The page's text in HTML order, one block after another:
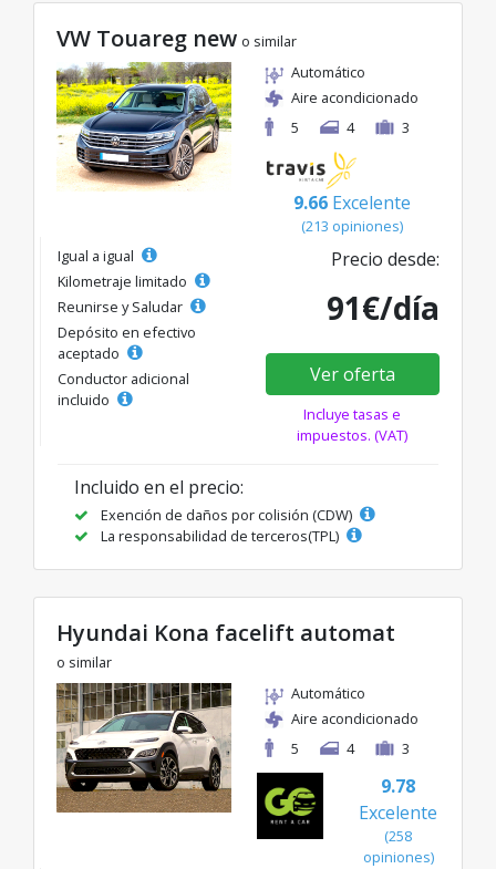
VW Touareg new o similar
Automático
Aire acondicionado
5
4 3
9.66 Excelente
(213 opiniones)
Igual a igual
Kilometraje limitado
Reunirse y Saludar
Depósito en efectivo
aceptado
Conductor adicional
incluido
Precio desde:
91€/día
Ver oferta
Incluye tasas e
impuestos. (VAT)
Incluido en el precio:
Exención de daños por colisión (CDW)
La responsabilidad de terceros(TPL)
Hyundai Kona facelift automat
o similar
Automático
Aire acondicionado
5
4 3
9.78
Excelente
(258
opiniones)